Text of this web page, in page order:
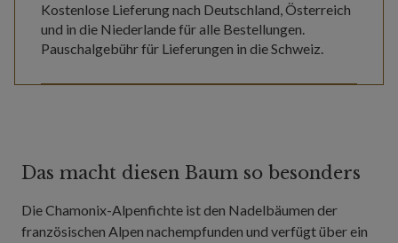
Kostenlose Lieferung nach Deutschland, Österreich
und in die Niederlande für alle Bestellungen.
Pauschalgebühr für Lieferungen in die Schweiz.
Das macht diesen Baum so besonders
Die Chamonix-Alpenfichte ist den Nadelbäumen der
französischen Alpen nachempfunden und verfügt über ein